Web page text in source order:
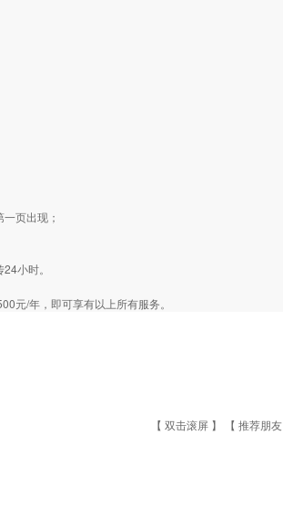
页出现；
小时。
元/年，即可享有以上所有服务。
【 双击滚屏 】 【 推荐朋友